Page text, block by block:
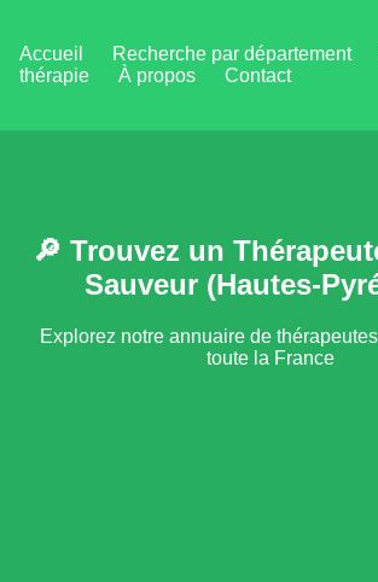
Accueil Recherche par département
thérapie
À propos Contact
🔎 Trouvez un
Sauveur (Hautes-
Explorez notre annuaire de
toute la France